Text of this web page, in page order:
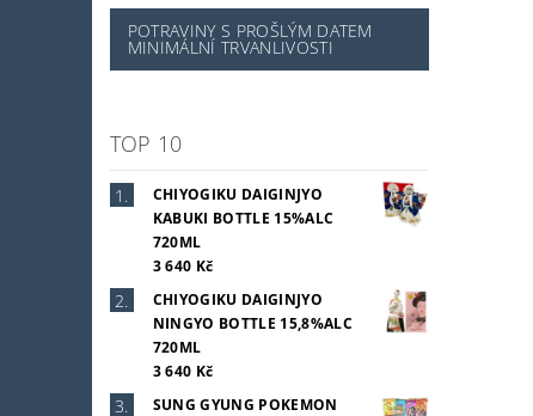
POTRAVINY S PROŠLÝM DATEM
MINIMÁLNÍ TRVANLIVOSTI
TOP 10
CHIYOGIKU DAIGINJYO
KABUKI BOTTLE 15%ALC
720ML
3 640 Kč
CHIYOGIKU DAIGINJYO
NINGYO BOTTLE 15,8%ALC
720ML
3 640 Kč
SUNG GYUNG POKEMON